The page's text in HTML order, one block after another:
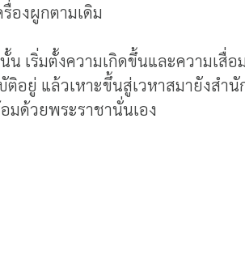
องผูกตามเดิม
น เริ่มตั้งความเกิดขึ้นและความเ
อยู่ แล้วเหาะขึ้นสู่เวหาสมายังส
ด้วยพระราชานั่นเอง